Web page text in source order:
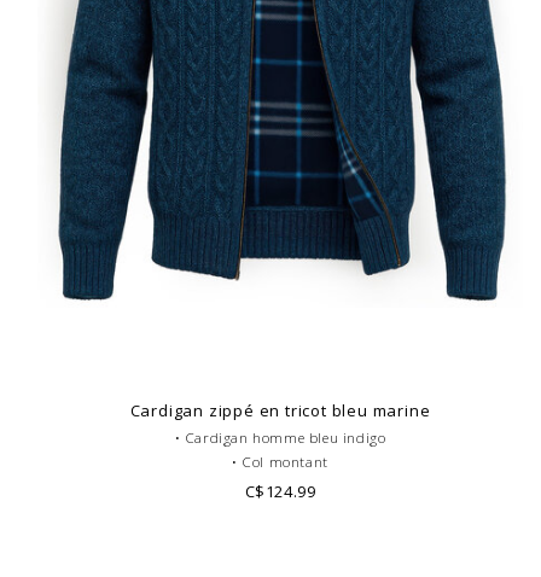
Cardigan zippé en tricot bleu marine
• Cardigan homme bleu indigo
• Col montant
• Doublure en tartan écossais
C$124.99